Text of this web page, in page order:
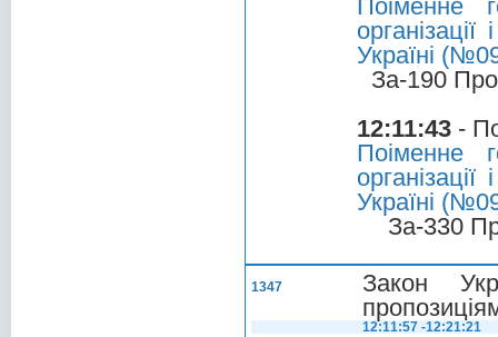
Поіменне
Україні
За-190
12:11:43 -
Поіменне
Україні
За-330
1347
Закон
12:11:57 -12:21:21